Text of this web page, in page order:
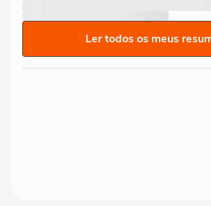
Ler todos os meus